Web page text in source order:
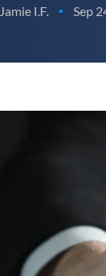
Jamie I.F. • Sep